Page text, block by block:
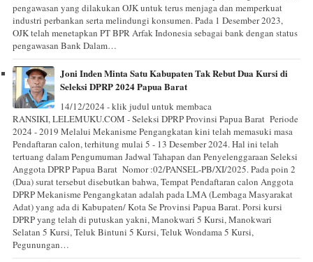
pengawasan yang dilakukan OJK untuk terus menjaga dan memperkuat
industri perbankan serta melindungi konsumen. Pada 1 Desember 2023,
OJK telah menetapkan PT BPR Arfak Indonesia sebagai bank dengan status
pengawasan Bank Dalam…
Joni Inden Minta Satu Kabupaten Tak Rebut Dua Kursi di
Seleksi DPRP 2024 Papua Barat
14/12/2024 - klik judul untuk membaca
RANSIKI, LELEMUKU.COM - Seleksi DPRP Provinsi Papua Barat Periode
2024 - 2019 Melalui Mekanisme Pengangkatan kini telah memasuki masa
Pendaftaran calon, terhitung mulai 5 - 13 Desember 2024. Hal ini telah
tertuang dalam Pengumuman Jadwal Tahapan dan Penyelenggaraan Seleksi
Anggota DPRP Papua Barat Nomor :02/PANSEL-PB/XI/2025. Pada poin 2
(Dua) surat tersebut disebutkan bahwa, Tempat Pendaftaran calon Anggota
DPRP Mekanisme Pengangkatan adalah pada LMA (Lembaga Masyarakat
Adat) yang ada di Kabupaten/ Kota Se Provinsi Papua Barat. Porsi kursi
DPRP yang telah di putuskan yakni, Manokwari 5 Kursi, Manokwari
Selatan 5 Kursi, Teluk Bintuni 5 Kursi, Teluk Wondama 5 Kursi,
Pegunungan…